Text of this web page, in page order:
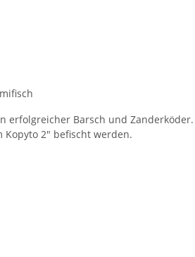
erfolgreicher Barsch und Zanderköder.
Kopyto 2" befischt werden.